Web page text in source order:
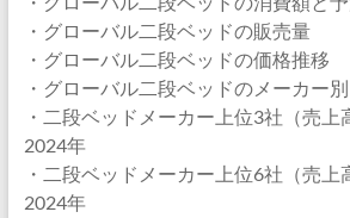
・グローバル二段ベッドの販売量
・グローバル二段ベッドの価格推移
・グローバル二段ベッドのメーカー
・二段ベッドメーカー上位3社（売上
2024年
・二段ベッドメーカー上位6社（売上
2024年